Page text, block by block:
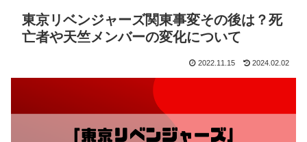
東京リベンジャーズ関東事変その後は？死
亡者や天竺メンバーの変化について
2022.11.15 2024.02.02